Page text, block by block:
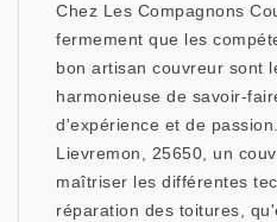
Chez Les Compagnons
fermement que les
bon artisan couvreur sont
harmonieuse de savoir-
d'expérience et de
Lievremon, 25650, un
maîtriser les différentes
réparation des toitures,